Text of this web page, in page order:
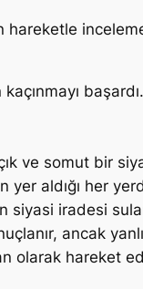
hareketle
ve somut bir
aldığı her
iradesi
ancak
olarak hareket